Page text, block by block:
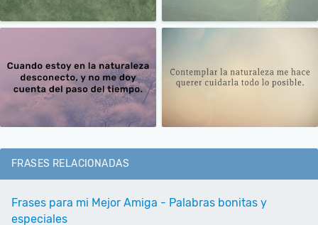
FRASES RELACIONADAS
Frases para mi Mejor Amiga - Palabras bonitas y
especiales